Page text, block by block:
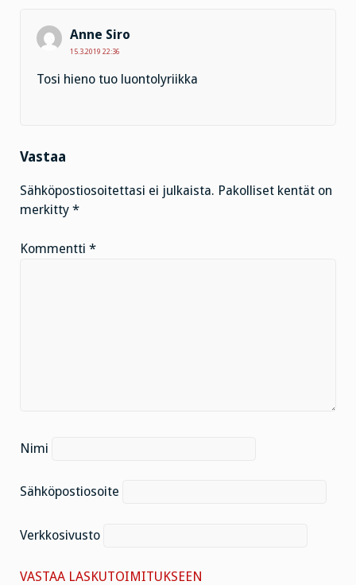
Anne Siro
15.3.2019 22:36
Tosi hieno tuo luontolyriikka
Vastaa
Sähköpostiosoitettasi ei julkaista. Pakolliset kentät on
merkitty *
Kommentti *
Nimi
Sähköpostiosoite
Verkkosivusto
VASTAA LASKUTOIMITUKSEEN